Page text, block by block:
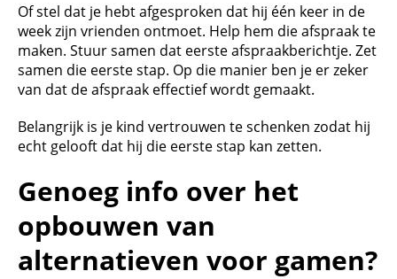
Of stel dat je hebt afgesproken dat hij één keer in de
week zijn vrienden ontmoet. Help hem die afspraak te
maken. Stuur samen dat eerste afspraakberichtje. Zet
samen die eerste stap. Op die manier ben je er zeker
van dat de afspraak effectief wordt gemaakt.
Belangrijk is je kind vertrouwen te schenken zodat hij
echt gelooft dat hij die eerste stap kan zetten.
Genoeg info over het
opbouwen van
alternatieven voor gamen?